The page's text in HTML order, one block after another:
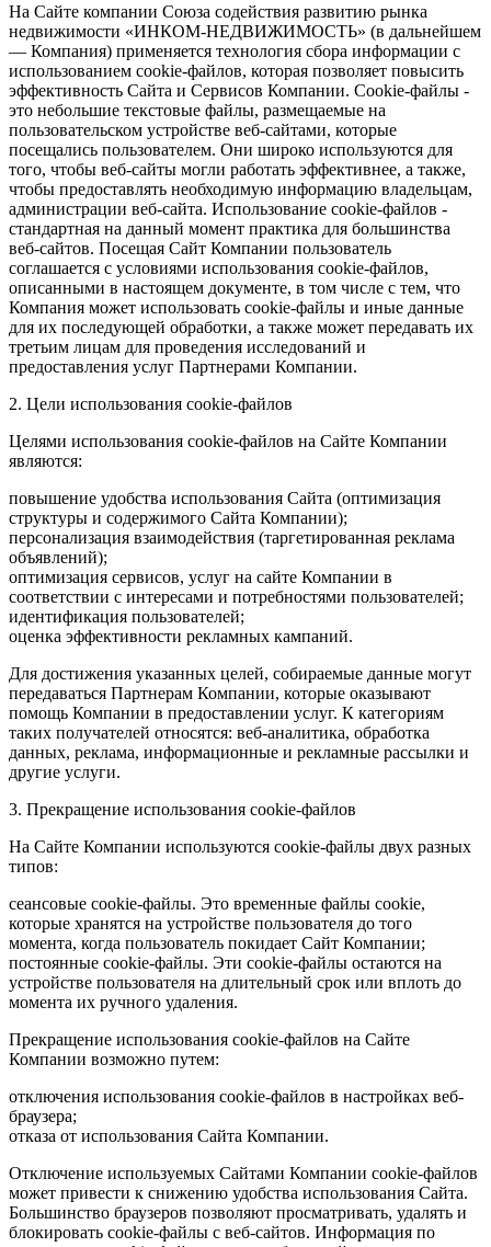
На Сайте компании Союза содействия развитию рынка
недвижимости «ИНКОМ-НЕДВИЖИМОСТЬ» (в дальнейшем
— Компания) применяется технология сбора информации с
использованием cookie-файлов, которая позволяет повысить
эффективность Сайта и Сервисов Компании. Сookie-файлы -
это небольшие текстовые файлы, размещаемые на
пользовательском устройстве веб-сайтами, которые
посещались пользователем. Они широко используются для
того, чтобы веб-сайты могли работать эффективнее, а также,
чтобы предоставлять необходимую информацию владельцам,
администрации веб-сайта. Использование cookie-файлов -
стандартная на данный момент практика для большинства
веб-сайтов. Посещая Сайт Компании пользователь
соглашается с условиями использования cookie-файлов,
описанными в настоящем документе, в том числе с тем, что
Компания может использовать cookie-файлы и иные данные
для их последующей обработки, а также может передавать их
третьим лицам для проведения исследований и
предоставления услуг Партнерами Компании.
2. Цели использования cookie-файлов
Целями использования cookie-файлов на Сайте Компании
являются:
повышение удобства использования Сайта (оптимизация
структуры и содержимого Сайта Компании);
персонализация взаимодействия (таргетированная реклама
объявлений);
оптимизация сервисов, услуг на сайте Компании в
соответствии с интересами и потребностями пользователей;
идентификация пользователей;
оценка эффективности рекламных кампаний.
Для достижения указанных целей, собираемые данные могут
передаваться Партнерам Компании, которые оказывают
помощь Компании в предоставлении услуг. К категориям
таких получателей относятся: веб-аналитика, обработка
данных, реклама, информационные и рекламные рассылки и
другие услуги.
3. Прекращение использования cookie-файлов
На Сайте Компании используются cookie-файлы двух разных
типов:
сеансовые cookie-файлы. Это временные файлы cookie,
которые хранятся на устройстве пользователя до того
момента, когда пользователь покидает Сайт Компании;
постоянные cookie-файлы. Эти cookie-файлы остаются на
устройстве пользователя на длительный срок или вплоть до
момента их ручного удаления.
Прекращение использования cookie-файлов на Сайте
Компании возможно путем:
отключения использования cookie-файлов в настройках веб-
браузера;
отказа от использования Сайта Компании.
Отключение используемых Сайтами Компании cookie-файлов
может привести к снижению удобства использования Сайта.
Большинство браузеров позволяют просматривать, удалять и
блокировать cookie-файлы c веб-сайтов. Информация по